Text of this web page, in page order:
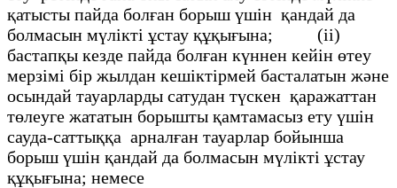
қатысты пайда болған борыш үшiн қандай да
болмасын мүлiктi ұстау құқығына; (іі)
бастапқы кезде пайда болған күннен кейiн өтеу
мерзiмi бiр жылдан кешiктiрмей басталатын және
осындай тауарларды сатудан түскен қаражаттан
төлеуге жататын борышты қамтамасыз ету үшiн
сауда-саттыққа арналған тауарлар бойынша
борыш үшiн қандай да болмасын мүлiктi ұстау
құқығына; немесе